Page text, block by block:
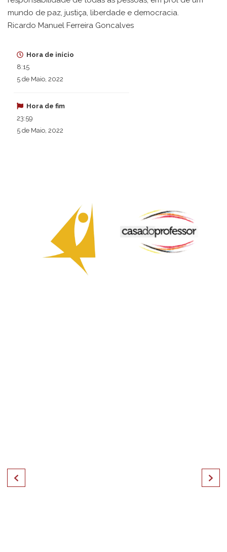
mundo de paz, justiça, liberdade e democracia.
Ricardo Manuel Ferreira Goncalves
Hora de início
8:15
5 de Maio, 2022
Hora de fim
23:59
5 de Maio, 2022